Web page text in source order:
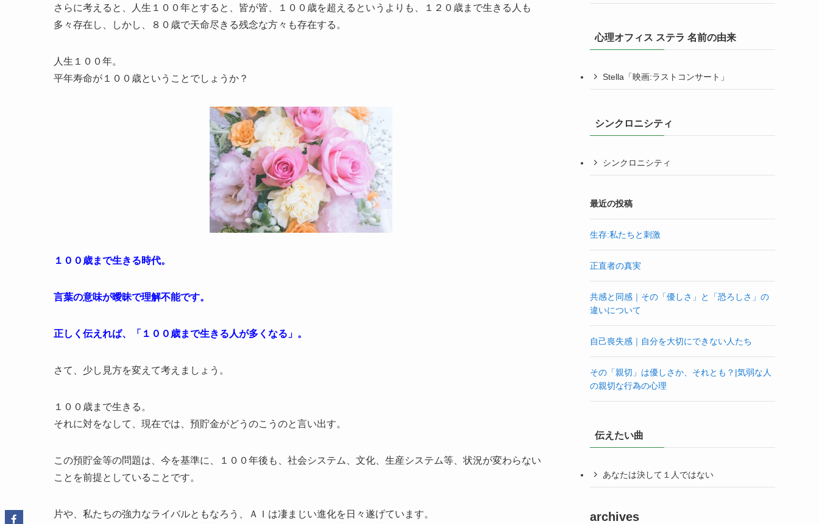
さらに考えると、人生１００年とすると、皆が皆、１００歳を超えるというよりも、１２０歳まで生きる人も
多々存在し、しかし、８０歳で天命尽きる残念な方々も存在する。
人生１００年。
平年寿命が１００歳ということでしょうか？
１００歳まで生きる時代。
言葉の意味が曖昧で理解不能です。
正しく伝えれば、「１００歳まで生きる人が多くなる」。
さて、少し見方を変えて考えましょう。
１００歳まで生きる。
それに対をなして、現在では、預貯金がどうのこうのと言い出す。
この預貯金等の問題は、今を基準に、１００年後も、社会システム、文化、生産システム等、状況が変わらない
ことを前提としていることです。
片や、私たちの強力なライバルともなろう、ＡＩは凄まじい進化を日々遂げています。
心理オフィス ステラ 名前の由来
Stella「映画:ラストコンサート」
シンクロニシティ
シンクロニシティ
最近の投稿
生存:私たちと刺激
正直者の真実
共感と同感｜その「優しさ」と「恐ろしさ」の
違いについて
自己喪失感｜自分を大切にできない人たち
その「親切」は優しさか、それとも？|気弱な人
の親切な行為の心理
伝えたい曲
あなたは決して１人ではない
archives